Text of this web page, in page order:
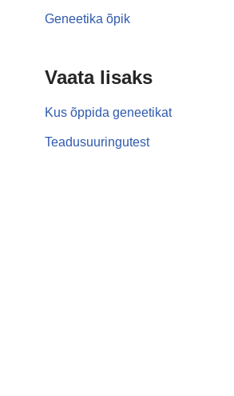
Geneetika õpik
Vaata lisaks
Kus õppida geneetikat
Teadusuuringutest